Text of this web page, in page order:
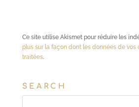
Ce site utilise Akismet pour réduire les
plus sur la façon dont les données de vos
traitées.
SEARCH